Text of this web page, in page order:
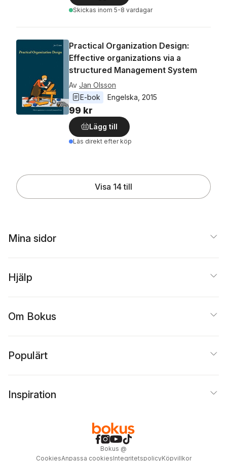
Skickas inom 5-8 vardagar
Practical Organization Design:
Effective organizations via a
structured Management System
Av Jan Olsson
E-bok
Engelska 2015
99 kr
Lägg till
Läs direkt efter köp
Visa 14 till
Mina sidor
Hjälp
Om Bokus
Populärt
Inspiration
Bokus @
CookiesAnpassa cookiesIntegritetspolicyKöpvillkor